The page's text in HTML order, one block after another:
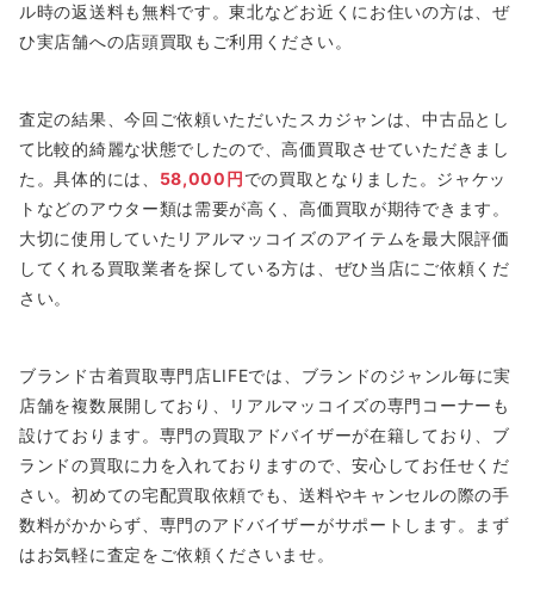
ル時の返送料も無料です。東北などお近くにお住いの方は、ぜ
ひ実店舗への店頭買取もご利用ください。
査定の結果、今回ご依頼いただいたスカジャンは、中古品とし
て比較的綺麗な状態でしたので、高価買取させていただきまし
た。具体的には、 58,000円での買取となりました。ジャケッ
トなどのアウター類は需要が高く、高価買取が期待できます。
大切に使用していたリアルマッコイズのアイテムを最大限評価
してくれる買取業者を探している方は、ぜひ当店にご依頼くだ
さい。
ブランド古着買取専門店LIFEでは、ブランドのジャンル毎に実
店舗を複数展開しており、リアルマッコイズの専門コーナーも
設けております。専門の買取アドバイザーが在籍しており、ブ
ランドの買取に力を入れておりますので、安心してお任せくだ
さい。初めての宅配買取依頼でも、送料やキャンセルの際の手
数料がかからず、専門のアドバイザーがサポートします。まず
はお気軽に査定をご依頼くださいませ。